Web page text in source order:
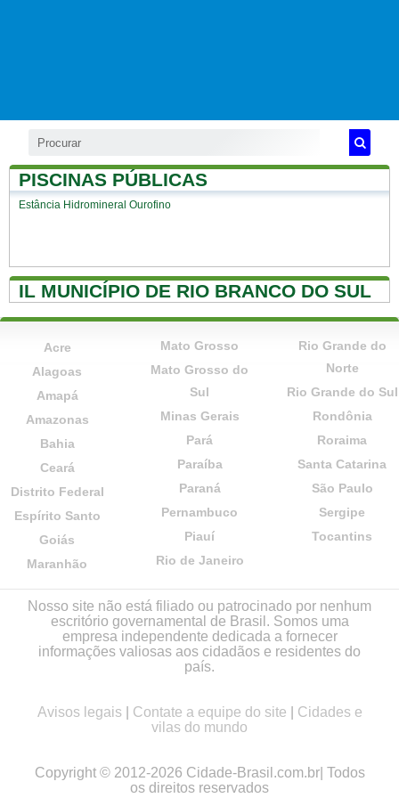
PISCINAS PÚBLICAS
Estância Hidromineral Ourofino
IL MUNICÍPIO DE RIO BRANCO DO SUL
Acre
Alagoas
Amapá
Amazonas
Bahia
Ceará
Distrito Federal
Espírito Santo
Goiás
Maranhão
Mato Grosso
Mato Grosso do
Sul
Minas Gerais
Pará
Paraíba
Paraná
Pernambuco
Piauí
Rio de Janeiro
Rio Grande do
Norte
Rio Grande do Sul
Rondônia
Roraima
Santa Catarina
São Paulo
Sergipe
Tocantins
Nosso site não está filiado ou patrocinado por nenhum
escritório governamental de Brasil. Somos uma
empresa independente dedicada a fornecer
informações valiosas aos cidadãos e residentes do
país.
Avisos legais Contate a equipe do site
Cidades e
vilas do mundo
Copyright © 2012-2026 Cidade-Brasil.com.br| Todos
os direitos reservados